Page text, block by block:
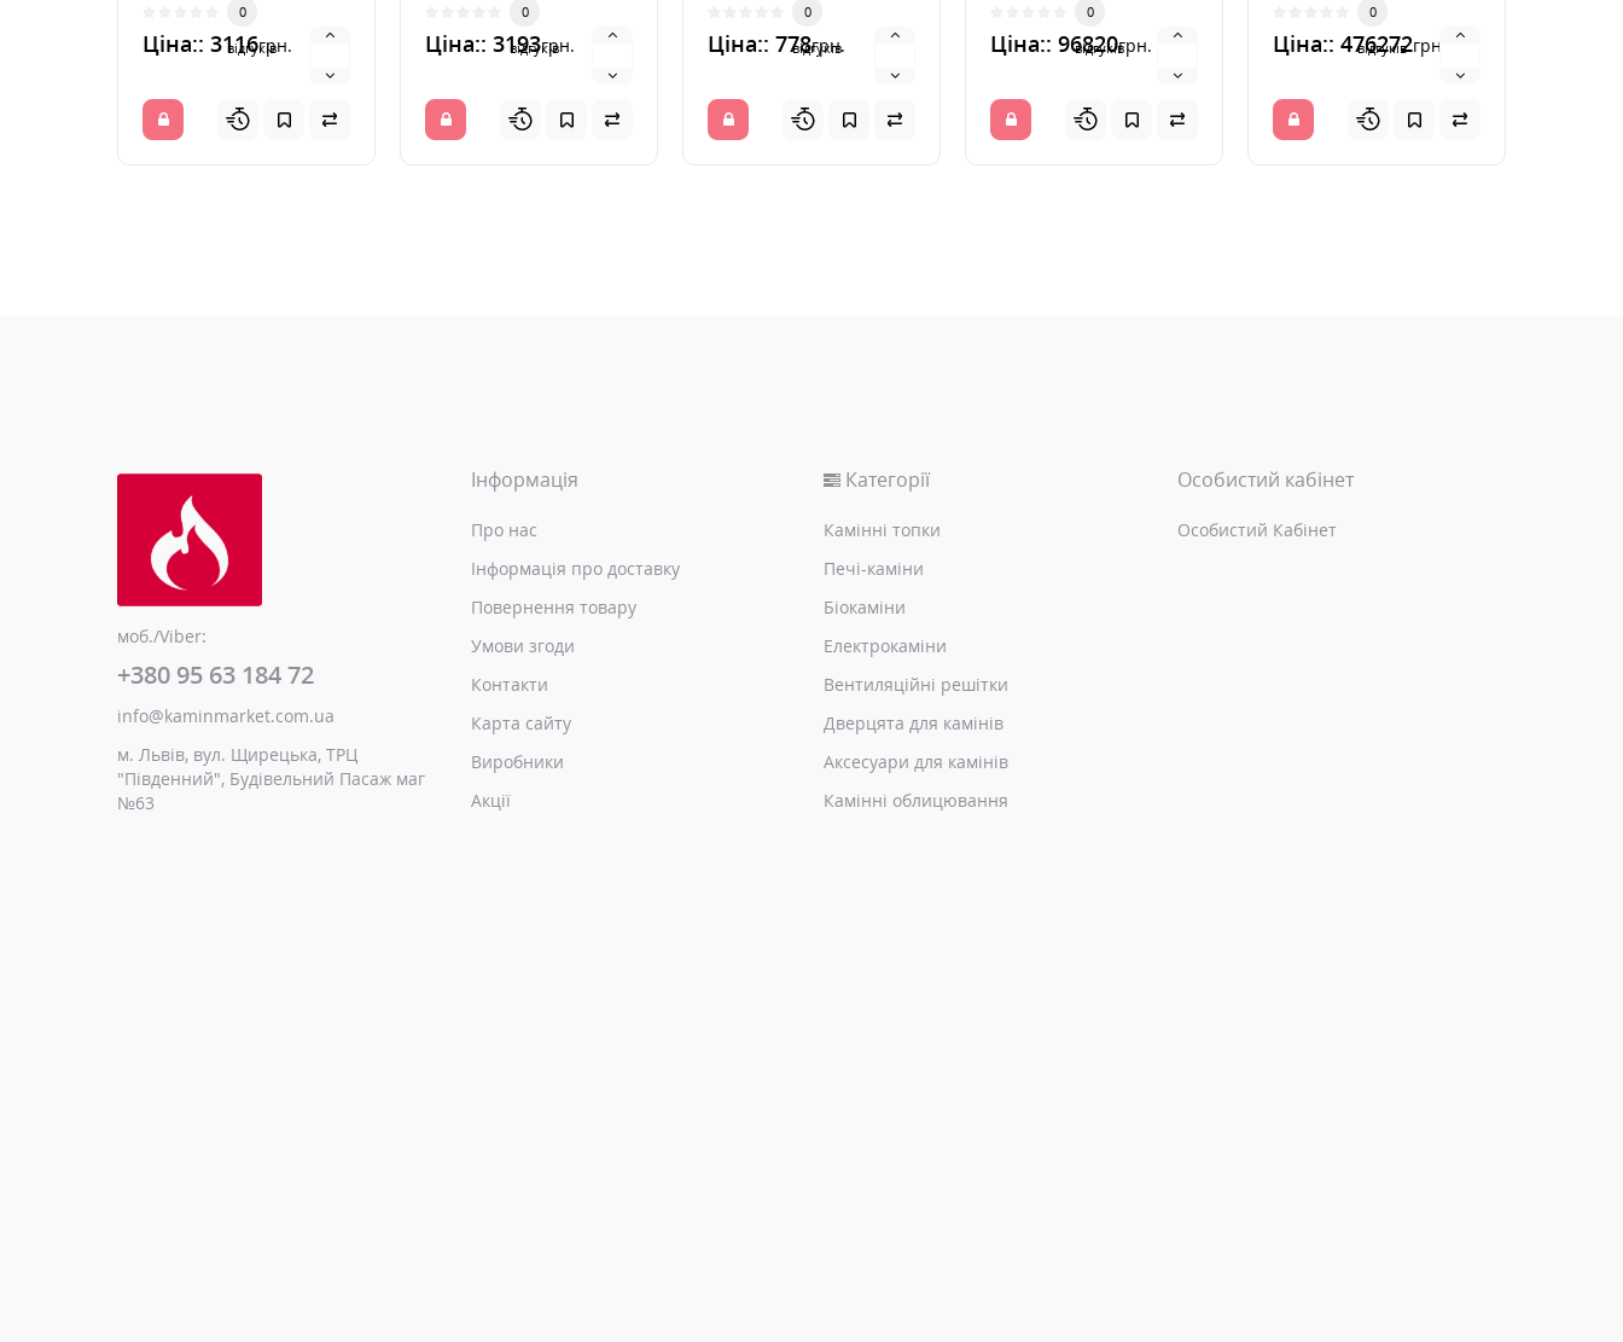
повітря з каміна. Вона
вмо..
0
відгуків
Ціна:: 3116грн.
повітря з каміна. Вона
ін..
0
відгуків
Ціна:: 3193грн.
повітря з каміна. Вона
вмо..
0
відгуків
Ціна:: 778грн.
фронтальній р..
0
відгуків
Ціна:: 96820грн.
дозволяють цій скул..
0
відгуків
Ціна:: 476272грн.
моб./Viber:
+380 95 63 184 72
info@kaminmarket.com.ua
м. Львів, вул. Щирецька, ТРЦ
"Південний", Будівельний Пасаж маг
№63
Інформація
Про нас
Інформація про доставку
Повернення товару
Умови згоди
Контакти
Карта сайту
Виробники
Акції
Категорії
Камінні топки
Печі-каміни
Біокаміни
Електрокаміни
Вентиляційні решітки
Дверцята для камінів
Аксесуари для камінів
Камінні облицювання
Особистий кабінет
Особистий Кабінет